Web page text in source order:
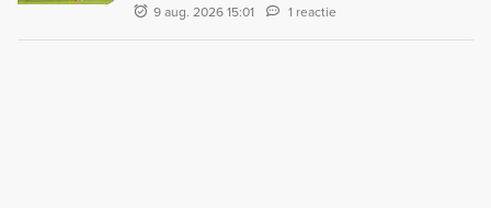
9 aug. 2026 15:01 1 reactie